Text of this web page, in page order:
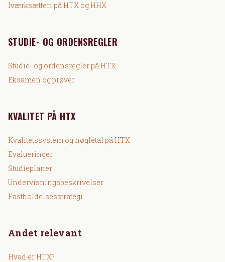
Iværksætteri på HTX og HHX
STUDIE- OG ORDENSREGLER
Studie- og ordensregler på HTX
Eksamen og prøver
KVALITET PÅ HTX
Kvalitetssystem og nøgletal på HTX
Evalueringer
Studieplaner
Undervisningsbeskrivelser
Fastholdelsesstrategi
Andet relevant
Hvad er HTX?